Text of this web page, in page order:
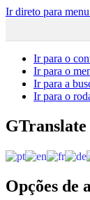
Ir direto para
Ir para o
Ir para o
Ir para a
Ir para o
Opções de